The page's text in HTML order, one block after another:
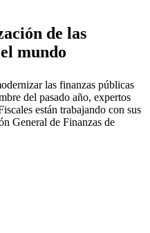
de las
mundo
las finanzas públicas
del pasado año, expertos
están trabajando con sus
General de Finanzas de